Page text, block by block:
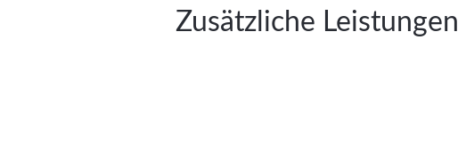
Zusätzliche Leistungen